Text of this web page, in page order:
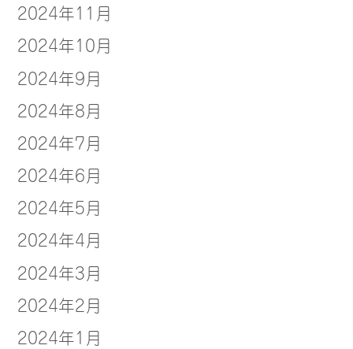
2024年11月
2024年10月
2024年9月
2024年8月
2024年7月
2024年6月
2024年5月
2024年4月
2024年3月
2024年2月
2024年1月